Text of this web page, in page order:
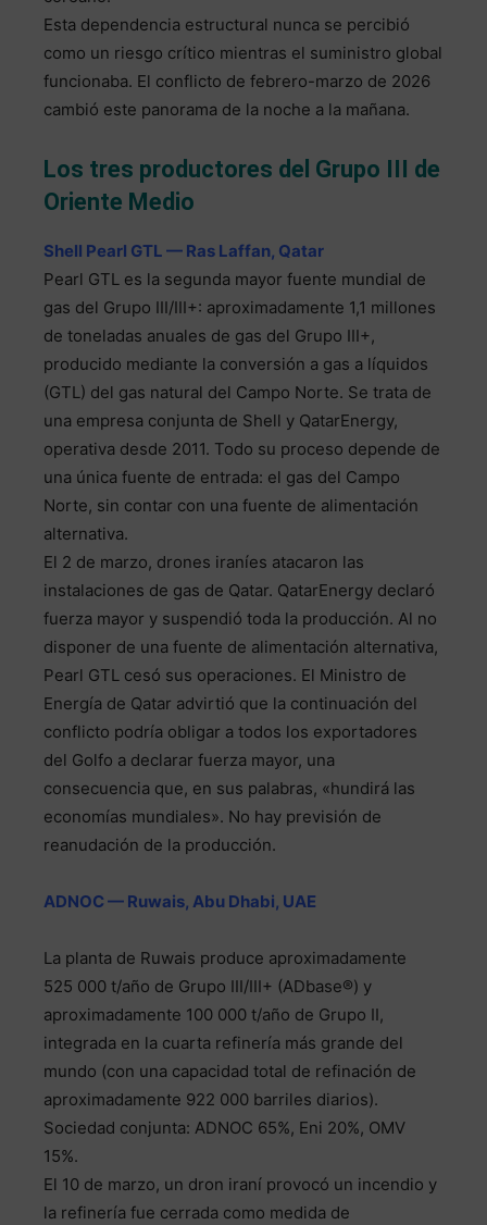
Esta dependencia estructural nunca se percibió
como un riesgo crítico mientras el suministro global
funcionaba. El conflicto de febrero-marzo de 2026
cambió este panorama de la noche a la mañana.
Los tres productores del Grupo III de
Oriente Medio
Shell Pearl GTL — Ras Laffan, Qatar
Pearl GTL es la segunda mayor fuente mundial de
gas del Grupo III/III+: aproximadamente 1,1 millones
de toneladas anuales de gas del Grupo III+,
producido mediante la conversión a gas a líquidos
(GTL) del gas natural del Campo Norte. Se trata de
una empresa conjunta de Shell y QatarEnergy,
operativa desde 2011. Todo su proceso depende de
una única fuente de entrada: el gas del Campo
Norte, sin contar con una fuente de alimentación
alternativa.
El 2 de marzo, drones iraníes atacaron las
instalaciones de gas de Qatar. QatarEnergy declaró
fuerza mayor y suspendió toda la producción. Al no
disponer de una fuente de alimentación alternativa,
Pearl GTL cesó sus operaciones. El Ministro de
Energía de Qatar advirtió que la continuación del
conflicto podría obligar a todos los exportadores
del Golfo a declarar fuerza mayor, una
consecuencia que, en sus palabras, «hundirá las
economías mundiales». No hay previsión de
reanudación de la producción.
ADNOC — Ruwais, Abu Dhabi, UAE
La planta de Ruwais produce aproximadamente
525 000 t/año de Grupo III/III+ (ADbase®) y
aproximadamente 100 000 t/año de Grupo II,
integrada en la cuarta refinería más grande del
mundo (con una capacidad total de refinación de
aproximadamente 922 000 barriles diarios).
Sociedad conjunta: ADNOC 65%, Eni 20%, OMV
15%.
El 10 de marzo, un dron iraní provocó un incendio y
la refinería fue cerrada como medida de